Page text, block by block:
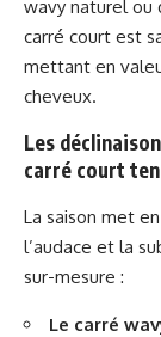
wavy naturel ou
carré court est
mettant en
cheveux.
Les
carré court
La saison met
l’audace et la
sur-mesure :
Le carré